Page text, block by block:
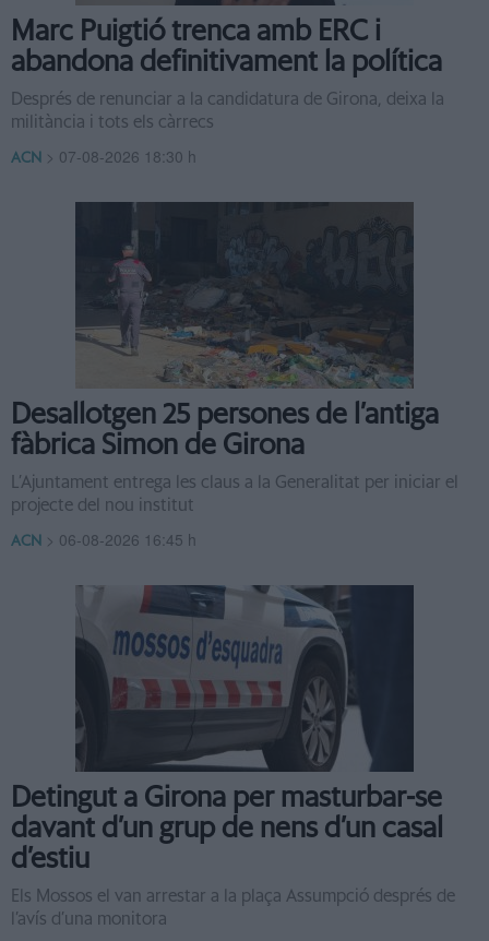
Marc Puigtió trenca amb ERC i
abandona definitivament la política
Després de renunciar a la candidatura de Girona, deixa la
militància i tots els càrrecs
ACN > 07-08-2026 18:30 h
Desallotgen 25 persones de l’antiga
fàbrica Simon de Girona
L’Ajuntament entrega les claus a la Generalitat per iniciar el
projecte del nou institut
ACN > 06-08-2026 16:45 h
Detingut a Girona per masturbar-se
davant d’un grup de nens d’un casal
d’estiu
Els Mossos el van arrestar a la plaça Assumpció després de
l’avís d’una monitora